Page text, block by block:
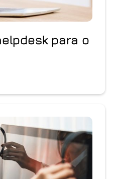
para o